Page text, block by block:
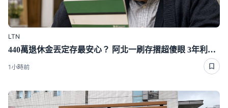
LTN
440萬退休金丟定存最安心？ 阿北一刷存摺超傻眼 3年利息僅1千多
1小時前